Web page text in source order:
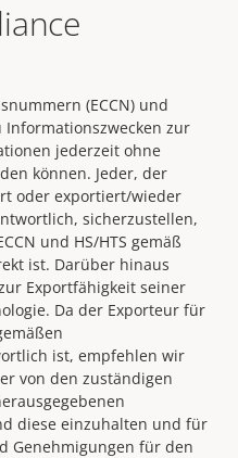
(ECCN) und
Informationszwecken zur
jederzeit ohne
können. Jeder, der
oder exportiert/wieder
sicherzustellen,
und HS/HTS gemäß
ist. Darüber hinaus
Exportfähigkeit seiner
Da der Exporteur für
ist, empfehlen wir
von den zuständigen
diese einzuhalten und für
Genehmigungen für den